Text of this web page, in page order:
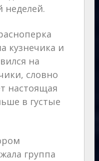
неделей.
кузнечика и
на
словно
настоящая
в густые
группа